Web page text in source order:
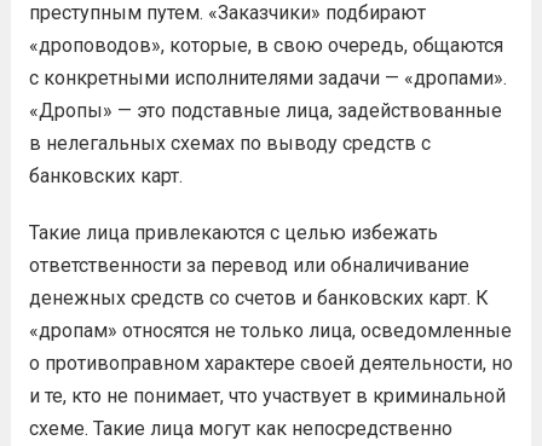
преступным путем. «Заказчики» подбирают
«дроповодов», которые, в свою очередь, общаются
с конкретными исполнителями задачи — «дропами».
«Дропы» — это подставные лица, задействованные
в нелегальных схемах по выводу средств с
банковских карт.
Такие лица привлекаются с целью избежать
ответственности за перевод или обналичивание
денежных средств со счетов и банковских карт. К
«дропам» относятся не только лица, осведомленные
о противоправном характере своей деятельности, но
и те, кто не понимает, что участвует в криминальной
схеме. Такие лица могут как непосредственно